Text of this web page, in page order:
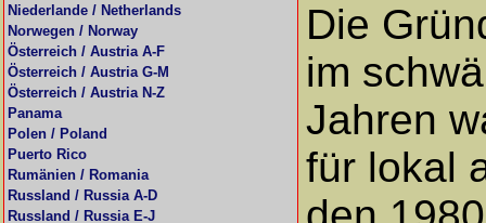
Niederlande / Netherlands
Norwegen / Norway
Österreich / Austria A-F
Österreich / Austria G-M
Österreich / Austria N-Z
Panama
Polen / Poland
Puerto Rico
Rumänien / Romania
Russland / Russia A-D
Russland / Russia E-J
Die
im
Jahren
für lokal